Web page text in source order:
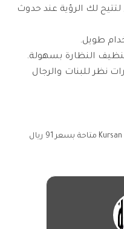
لك الرؤية عند حدوث
طويل.
النظارة بسهولة.
نظر للبنات والرجال
نظارة Kursan Classic Round Clear Lens Glasses متاحة بسعر 91 ريال